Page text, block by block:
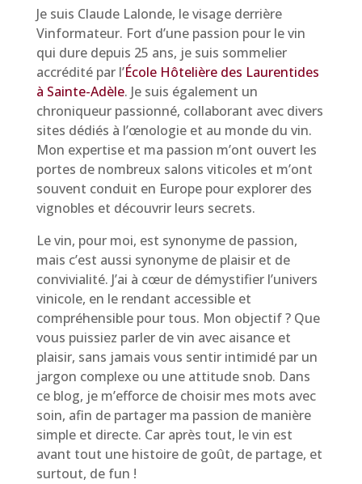
Je suis Claude Lalonde, le visage derrière
Vinformateur. Fort d’une passion pour le vin
qui dure depuis 25 ans, je suis sommelier
accrédité par l’École Hôtelière des Laurentides
à Sainte-Adèle. Je suis également un
chroniqueur passionné, collaborant avec divers
sites dédiés à l’œnologie et au monde du vin.
Mon expertise et ma passion m’ont ouvert les
portes de nombreux salons viticoles et m’ont
souvent conduit en Europe pour explorer des
vignobles et découvrir leurs secrets.
Le vin, pour moi, est synonyme de passion,
mais c’est aussi synonyme de plaisir et de
convivialité. J’ai à cœur de démystifier l’univers
vinicole, en le rendant accessible et
compréhensible pour tous. Mon objectif ? Que
vous puissiez parler de vin avec aisance et
plaisir, sans jamais vous sentir intimidé par un
jargon complexe ou une attitude snob. Dans
ce blog, je m’efforce de choisir mes mots avec
soin, afin de partager ma passion de manière
simple et directe. Car après tout, le vin est
avant tout une histoire de goût, de partage, et
surtout, de fun !